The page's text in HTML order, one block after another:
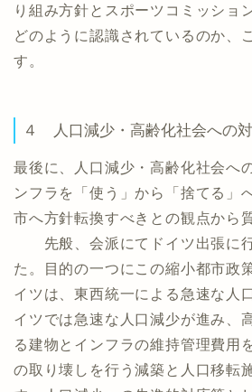
り組み方針とスポーツコミッショ
どのように認識されているのか、
す。
４ 人口減少・高齢化社会への
最後に、人口減少・高齢化社会へ
ンフラを「使う」から「捨てる」
市へ方針転換すべきとの観点から
先般、会派にてドイツ出張に
た。目的の一つにこの縮小都市政
イツは、東西統一による急速な人
イツでは急速な人口減少が進み、
る建物とインフラの維持管理費用
の取り壊しを行う減築と人口移転